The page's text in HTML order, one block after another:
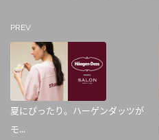
PREV
夏にぴったり。ハーゲンダッツが
モ...